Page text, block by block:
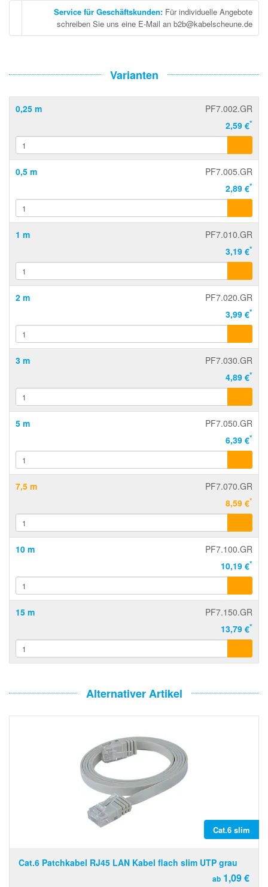
Service für Geschäftskunden: Für individuelle Angebote
schreiben Sie uns eine E-Mail an b2b@kabelscheune.de
Varianten
0,25 m
PF7.002.GR
2,59 €*
0,5 m
PF7.005.GR
2,89 €*
1 m
PF7.010.GR
3,19 €*
2 m
PF7.020.GR
3,99 €*
3 m
PF7.030.GR
4,89 €*
5 m
PF7.050.GR
6,39 €*
7,5 m
PF7.070.GR
8,59 €*
10 m
PF7.100.GR
10,19 €*
15 m
PF7.150.GR
13,79 €*
Alternativer Artikel
Cat.6 slim
Cat.6 Patchkabel RJ45 LAN Kabel flach slim UTP grau
ab 1,09 €